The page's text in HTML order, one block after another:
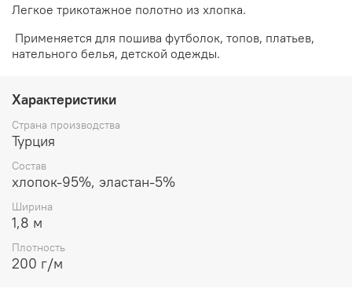
Легкое трикотажное полотно из хлопка.
Применяется для пошива футболок, топов, платьев,
нательного белья, детской одежды.
Характеристики
Страна производства
Турция
Состав
хлопок-95%, эластан-5%
Ширина
1,8 м
Плотность
200 г/м